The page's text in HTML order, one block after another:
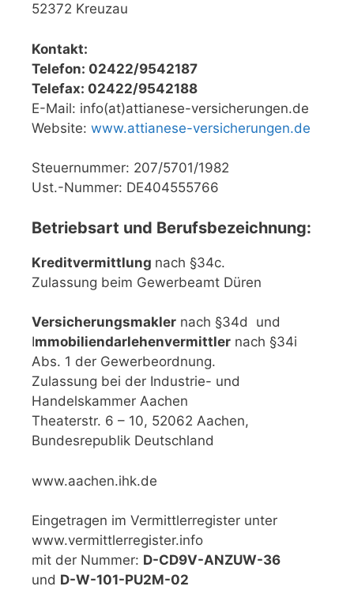
52372 Kreuzau
Kontakt:
Telefon: 02422/9542187
Telefax: 02422/9542188
E-Mail: info(at)attianese-versicherungen.de
Website: www.attianese-versicherungen.de
Steuernummer: 207/5701/1982
Ust.-Nummer: DE404555766
Betriebsart und Berufsbezeichnung:
Kreditvermittlung nach §34c.
Zulassung beim Gewerbeamt Düren
Versicherungsmakler nach §34d und
Immobiliendarlehenvermittler nach §34i
Abs. 1 der Gewerbeordnung.
Zulassung bei der Industrie- und
Handelskammer Aachen
Theaterstr. 6 – 10, 52062 Aachen,
Bundesrepublik Deutschland
www.aachen.ihk.de
Eingetragen im Vermittlerregister unter
www.vermittlerregister.info
mit der Nummer: D-CD9V-ANZUW-36
und D-W-101-PU2M-02